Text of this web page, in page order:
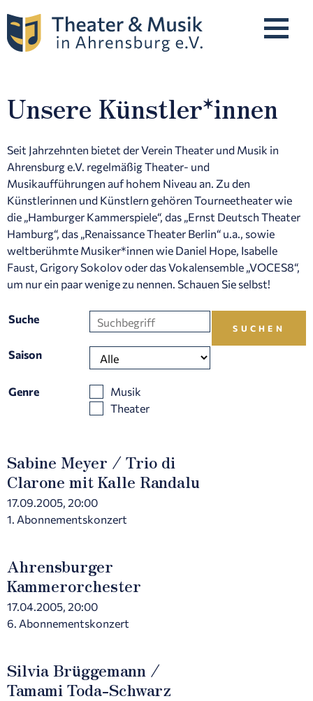
Programm
Unsere Künstler*innen
Karten & Preise
Spielstätten
Unsere Künstler*innen
Seit Jahrzehnten bietet der Verein Theater und Musik in
Ahrensburg e.V. regelmäßig Theater- und
Musikaufführungen auf hohem Niveau an. Zu den
Künstlerinnen und Künstlern gehören Tourneetheater wie
die „Hamburger Kammerspiele“, das „Ernst Deutsch Theater
Hamburg“, das „Renaissance Theater Berlin“ u.a., sowie
weltberühmte Musiker*innen wie Daniel Hope, Isabelle
Faust, Grigory Sokolov oder das Vokalensemble „VOCES8“,
um nur ein paar wenige zu nennen. Schauen Sie selbst!
Suche
Saison
Genre
Musik
Theater
Sabine Meyer / Trio di
Clarone mit Kalle Randalu
17.09.2005, 20:00
1. Abonnementskonzert
Ahrensburger
Kammerorchester
17.04.2005, 20:00
6. Abonnementskonzert
Silvia Brüggemann /
Tamami Toda-Schwarz